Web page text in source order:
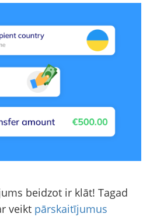
beidzot ir klāt! Tagad
veikt pārskaitījumus